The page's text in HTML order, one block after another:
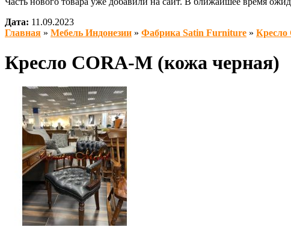
Дата: 11.09.2023
Главная » Мебель Индонезии » Фабрика Satin Furniture » Кресло
Кресло CORA-M (кожа черная)